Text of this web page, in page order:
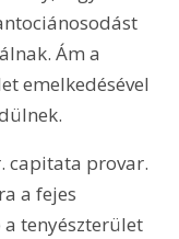
Ám a
emelkedésével
capitata provar.
a fejes
tenyészterület